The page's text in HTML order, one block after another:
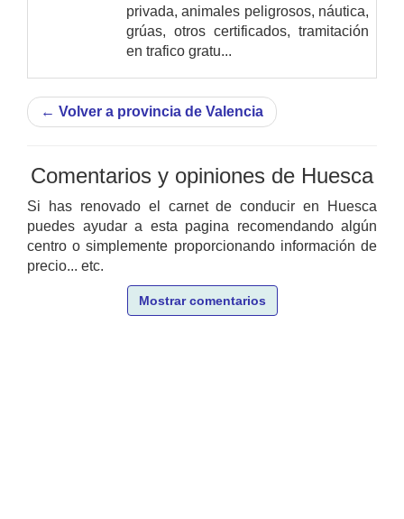
privada, animales peligrosos, náutica,
grúas, otros certificados, tramitación
en trafico gratu...
← Volver a provincia de Valencia
Comentarios y opiniones de Huesca
Si has renovado el carnet de conducir en Huesca
puedes ayudar a esta pagina recomendando algún
centro o simplemente proporcionando información de
precio... etc.
Mostrar comentarios